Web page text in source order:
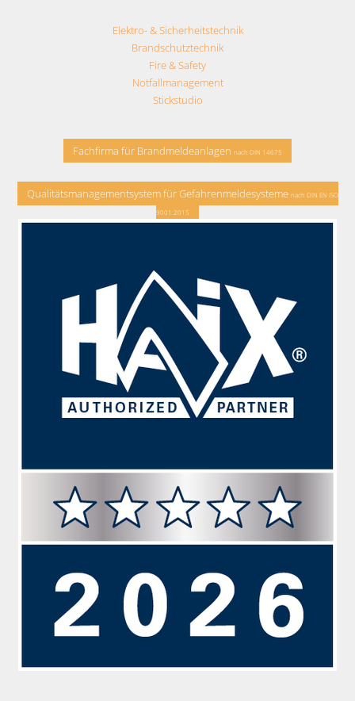
Elektro- & Sicherheitstechnik
Brandschutztechnik
Fire & Safety
Notfallmanagement
Stickstudio
Fachfirma für Brandmeldeanlagen nach DIN 14675
Qualitätsmanagementsystem für Gefahrenmeldesysteme nach DIN EN ISO
9001:2015